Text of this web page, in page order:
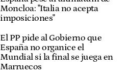
Moncloa: "Italia no acepta
imposiciones"
El PP pide al Gobierno que
España no organice el
Mundial si la final se juega en
Marruecos